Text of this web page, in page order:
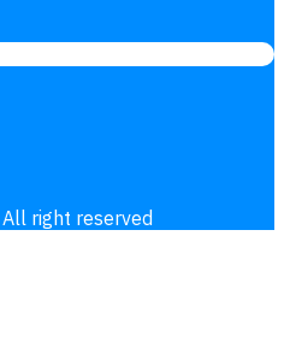
All right reserved